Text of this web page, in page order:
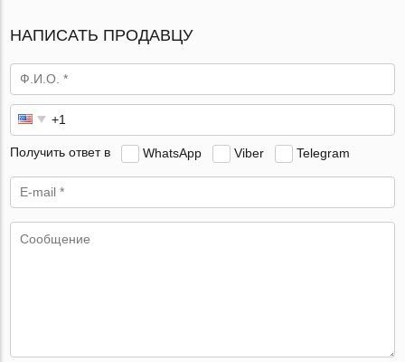
НАПИСАТЬ ПРОДАВЦУ
Получить ответ в WhatsApp Viber Telegram